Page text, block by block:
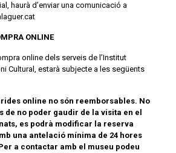
haurà d’enviar una comunicació a
ONLINE
online dels serveis de l’Institut
Cultural, estarà subjecte a les següents
online no són reemborsables. No
de no poder gaudir de la visita en el
es podrà modificar la reserva
una antelació mínima de 24 hores
a contactar amb el museu podeu